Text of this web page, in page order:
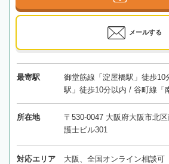
メールする
最寄駅
御堂筋線「淀屋橋駅」徒歩10
駅」徒歩10分以内 / 谷町線「
所在地
〒530-0047 大阪府大阪市北
護士ビル301
対応エリア 大阪、全国オンライン相談可